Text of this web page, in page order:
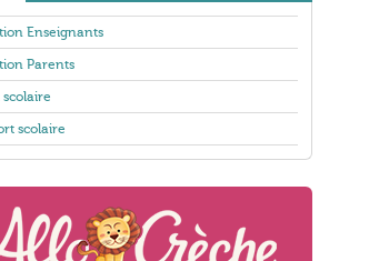
Enseignants
Parents
scolaire
scolaire